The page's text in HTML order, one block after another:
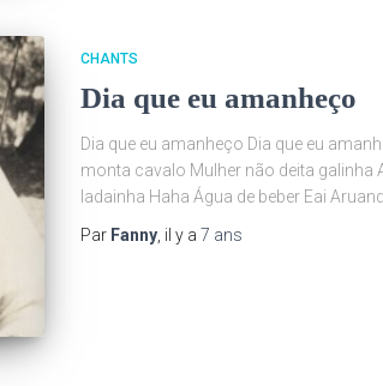
CHANTS
Dia que eu amanheço
Dia que eu amanheço Dia que eu
monta cavalo Mulher não deita galinha
ladainha Haha Água de beber Eai
Par Fanny, il y a 7 ans